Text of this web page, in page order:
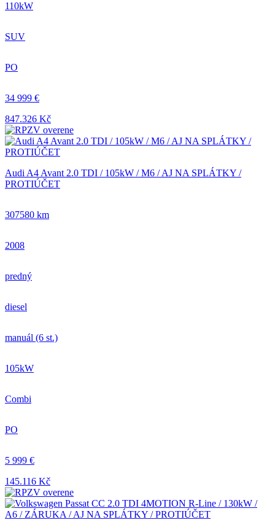
110kW
SUV
PO
34 999 €
847.326 Kč
Audi A4 Avant 2.0 TDI / 105kW / M6 / AJ NA SPLÁTKY /
PROTIÚČET
307580 km
2008
predný
diesel
manuál (6 st.)
105kW
Combi
PO
5 999 €
145.116 Kč